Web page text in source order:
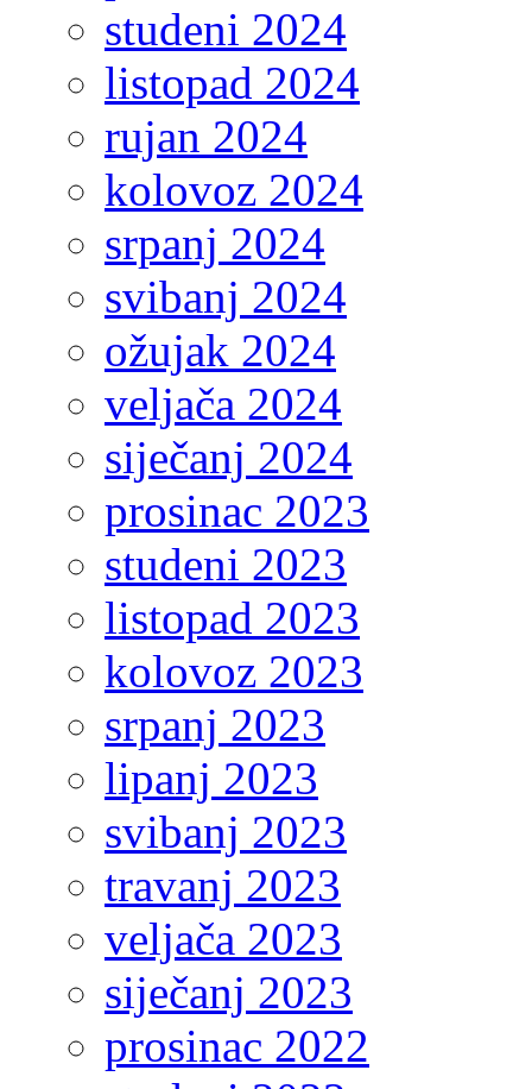
studeni 2024
listopad 2024
rujan 2024
kolovoz 2024
srpanj 2024
svibanj 2024
ožujak 2024
veljača 2024
siječanj 2024
prosinac 2023
studeni 2023
listopad 2023
kolovoz 2023
srpanj 2023
lipanj 2023
svibanj 2023
travanj 2023
veljača 2023
siječanj 2023
prosinac 2022